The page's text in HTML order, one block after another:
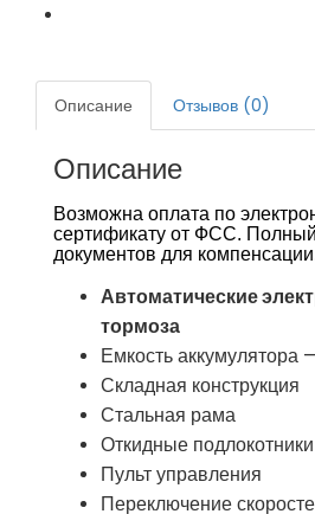
Описание Отзывов (0)
Описание
Возможна оплата по
сертификату от ФСС.
документов для
Автоматические
тормоза
Емкость аккумулятора
Складная конструкция
Стальная рама
Откидные подлокотники
Пульт управления
Переключение